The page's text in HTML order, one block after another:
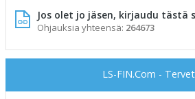
Jos olet jo jäsen, kirjaudu tästä
Ohjauksia yhteensä: 264673
LS-FIN.Com -